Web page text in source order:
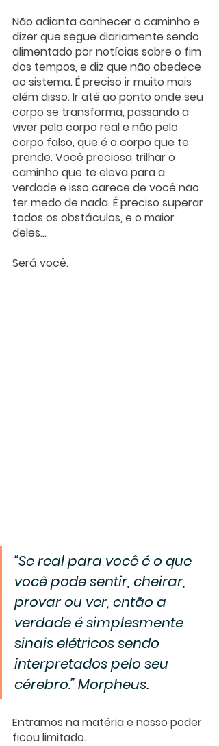
Não adianta conhecer o caminho e
dizer que segue diariamente sendo
alimentado por notícias sobre o fim
dos tempos, e diz que não obedece
ao sistema. É preciso ir muito mais
além disso. Ir até ao ponto onde seu
corpo se transforma, passando a
viver pelo corpo real e não pelo
corpo falso, que é o corpo que te
prende. Você preciosa trilhar o
caminho que te eleva para a
verdade e isso carece de você não
ter medo de nada. É preciso superar
todos os obstáculos, e o maior
deles...
Será você.
“Se real para você é o que
você pode sentir, cheirar,
provar ou ver, então a
verdade é simplesmente
sinais elétricos sendo
interpretados pelo seu
cérebro.” Morpheus.
Entramos na matéria e nosso poder
ficou limitado.